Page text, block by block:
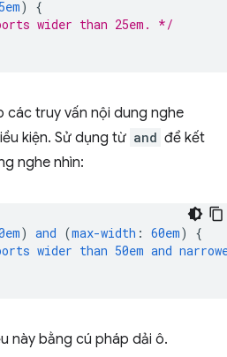
)
{
wider than 25em. */
các truy vấn nội dung nghe
kiện. Sử dụng từ and để kết
nghe nhìn:
) and (max-width : 60em)
{
wider than 50em and
này bằng cú pháp dải ô.